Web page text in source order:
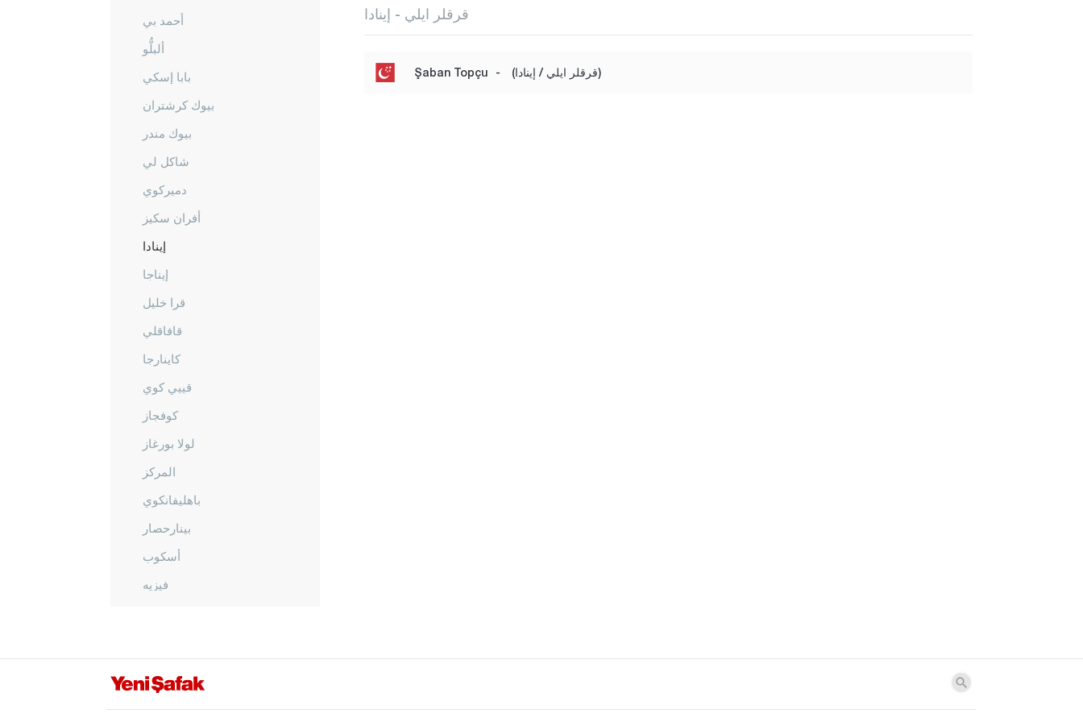
أحمد بي
ألبلُّو
بابا إسكي
بيوك كرشتران
بيوك مندر
شاكل لي
دميركوي
أفران سكيز
إينادا
إيناجا
قرا خليل
قافاقلي
كاينارجا
قييي كوي
كوفجاز
لولا بورغاز
المركز
باهليفانكوي
بينارحصار
أسكوب
فيزيه
كوتاهيا
قرقلر ايلي - إينادا
Şaban Topçu - (قرقلر ايلي / إينادا)